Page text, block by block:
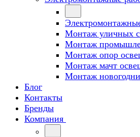
Монтаж уличных
Монтаж
Монтаж опор
Монтаж мачт
Монтаж
Блог
Контакты
Бренды
Компания